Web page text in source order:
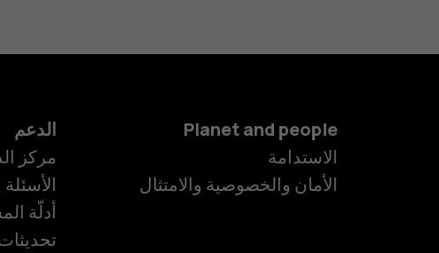
Planet and people
الاستدامة
الأمان والخصوصية والامتثال
الدعم
مركز
أدلّة